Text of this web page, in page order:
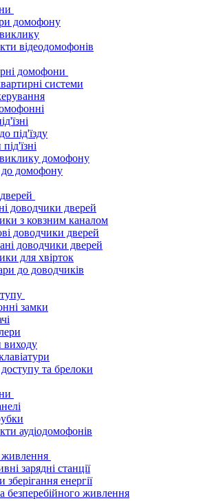
домофону
відеодомофонів
домофони
системи
під'їзду
домофону
домофону
доводчики дверей
з ковзним каналом
доводчики дверей
доводчики дверей
для хвірток
до доводчиків
замки
та брелоки
аудіодомофонів
живлення
зарядні станції
зберігання енергії
безперебійного живлення